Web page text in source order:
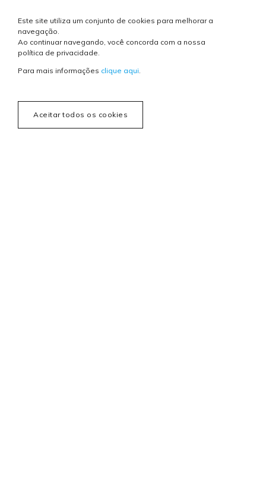
Este site utiliza um conjunto de cookies para melhorar a
navegação.
Ao continuar navegando, você concorda com a nossa
política de privacidade.
Para mais informações clique aqui.
Aceitar todos os cookies